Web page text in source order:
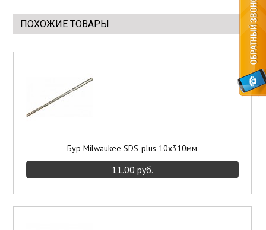
Инструмент
ПОХОЖИЕ ТОВАРЫ
Бур Milwaukee SDS-plus 10x310мм
11.00 руб.